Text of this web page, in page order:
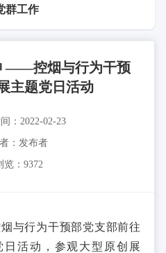
群工作
——控烟与行为干预
主题党日活动
：2022-02-23
：发布者
览：9372
与行为干预部党支部前往
日活动，参观大型原创展